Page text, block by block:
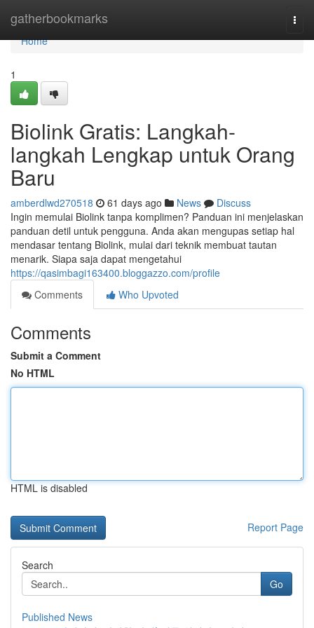
gatherbookmarks
Home
Home
1
Biolink Gratis: Langkah-
langkah Lengkap untuk Orang
Baru
amberdlwd270518 61 days ago News
Discuss
Ingin memulai Biolink tanpa komplimen? Panduan ini menjelaskan
panduan detil untuk pengguna. Anda akan mengupas setiap hal
mendasar tentang Biolink, mulai dari teknik membuat tautan
menarik. Siapa saja dapat mengetahui
https://qasimbagi163400.bloggazzo.com/profile
Comments
Who Upvoted
Comments
Submit a Comment
No HTML
HTML is disabled
Report Page
Search
Go
Published News